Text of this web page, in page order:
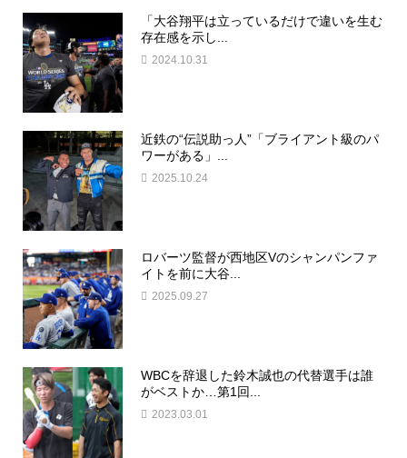
「大谷翔平は立っているだけで違いを生む
存在感を示し...
2024.10.31
近鉄の“伝説助っ人”「ブライアント級のパ
ワーがある」...
2025.10.24
ロバーツ監督が西地区Vのシャンパンファ
イトを前に大谷...
2025.09.27
WBCを辞退した鈴木誠也の代替選手は誰
がベストか…第1回...
2023.03.01